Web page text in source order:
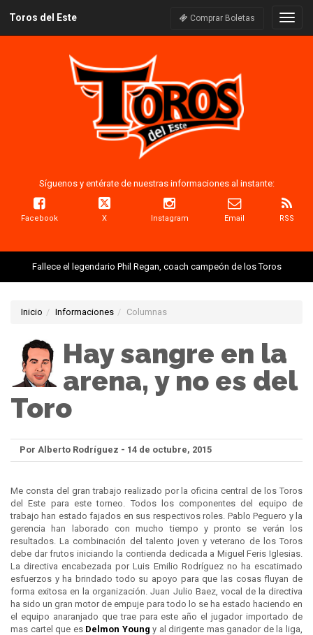
Toros del Este Comprar Boletas
Síguenos y entérate de nuestras informaciones al instante:
Facebook X Instagram Email RSS
Fallece el legendario Phil Regan, coach campeón de los Toros
Inicio Informaciones Columnas
Hay sangre en la
arena, y no es del
Toro
Por Alberto Rodríguez - 14 de octubre, 2015
Me consta del gran trabajo realizado por la oficina central de los Toros
del Este para este torneo. Todos los componentes del equipo de
trabajo han estado fajados en sus respectivos roles. Pablo Peguero y la
gerencia han laborado con mucho tiempo y pronto se verán los
resultados. La combinación del talento joven y veterano de los Toros
debe dar frutos iniciando la contienda dedicada a Miguel Feris Iglesias.
La directiva encabezada por Luis Emilio Rodríguez no ha escatimado
esfuerzos y ha brindado todo su apoyo para que las cosas fluyan de
forma exitosa en la organización. Juan Julio Baez, vocal de la directiva
ha sido un gran motor de empuje para todo lo se ha estado haciendo en
el equipo anaranjado que trae para este año el jugador importado de
mas cartel que es Delmon Young y al dirigente mas ganador de la liga,